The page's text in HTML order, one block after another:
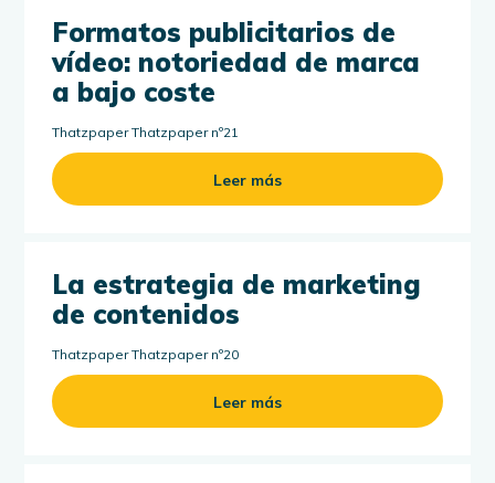
Formatos publicitarios de
vídeo: notoriedad de marca
a bajo coste
Thatzpaper Thatzpaper nº21
Leer más
La estrategia de marketing
de contenidos
Thatzpaper Thatzpaper nº20
Leer más